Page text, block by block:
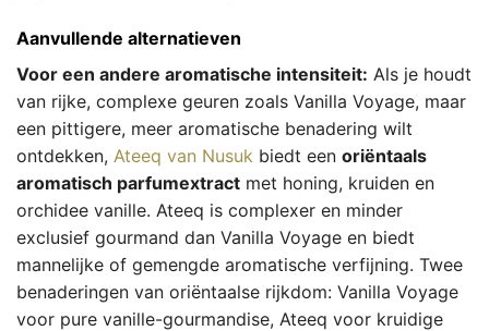
Aanvullende alternatieven
Voor een andere aromatische intensiteit: Als je houdt
van rijke, complexe geuren zoals Vanilla Voyage, maar
een pittigere, meer aromatische benadering wilt
ontdekken, Ateeq van Nusuk biedt een oriëntaals
aromatisch parfumextract met honing, kruiden en
orchidee vanille. Ateeq is complexer en minder
exclusief gourmand dan Vanilla Voyage en biedt
mannelijke of gemengde aromatische verfijning. Twee
benaderingen van oriëntaalse rijkdom: Vanilla Voyage
voor pure vanille-gourmandise, Ateeq voor kruidige